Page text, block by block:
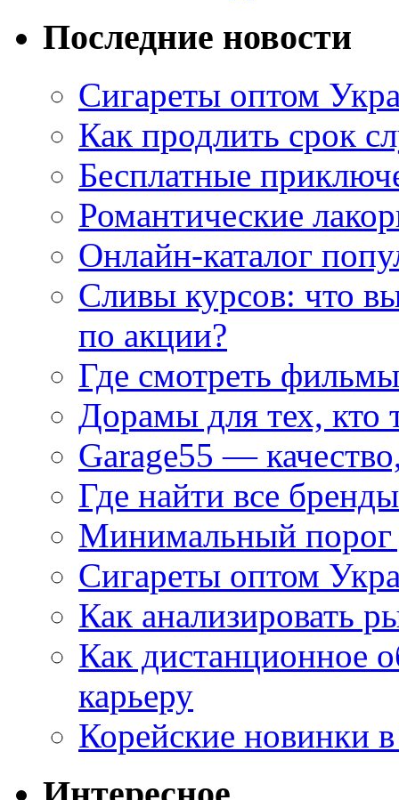
Последние новости
Сигареты оптом
Как продлить срок
Бесплатные
Романтические
Онлайн-каталог
Сливы курсов: что
по акции?
Где смотреть
Дорамы для тех, кто
Garage55 —
Где найти все
Минимальный порог
Сигареты оптом
Как анализировать
Как дистанционное
карьеру
Корейские новинки